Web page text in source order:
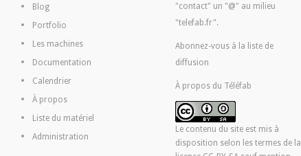
Blog
Portfolio
Les machines
Documentation
Calendrier
À propos
Liste du matériel
Administration
"contact" un "@" au milieu
"telefab.fr".
Abonnez-vous à la liste de
diffusion
À propos du Téléfab
Le contenu du site est mis à
disposition selon les termes de la